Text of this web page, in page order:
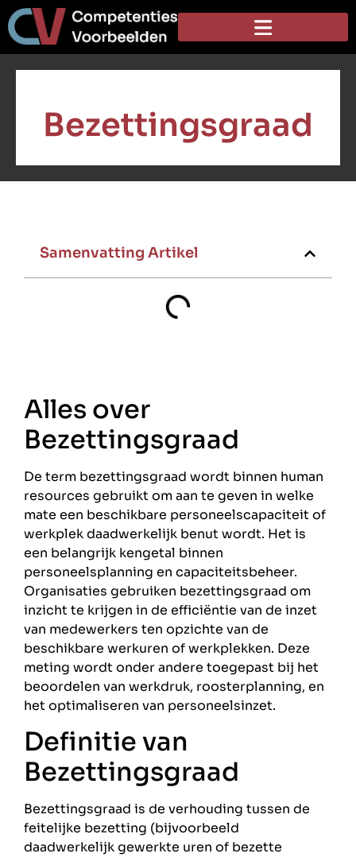
Bezettingsgraad
Samenvatting Artikel
Alles over
Bezettingsgraad
De term bezettingsgraad wordt binnen human
resources gebruikt om aan te geven in welke
mate een beschikbare personeelscapaciteit of
werkplek daadwerkelijk benut wordt. Het is
een belangrijk kengetal binnen
personeelsplanning en capaciteitsbeheer.
Organisaties gebruiken bezettingsgraad om
inzicht te krijgen in de efficiëntie van de inzet
van medewerkers ten opzichte van de
beschikbare werkuren of werkplekken. Deze
meting wordt onder andere toegepast bij het
beoordelen van werkdruk, roosterplanning, en
het optimaliseren van personeelsinzet.
Definitie van
Bezettingsgraad
Bezettingsgraad is de verhouding tussen de
feitelijke bezetting (bijvoorbeeld
daadwerkelijk gewerkte uren of bezette